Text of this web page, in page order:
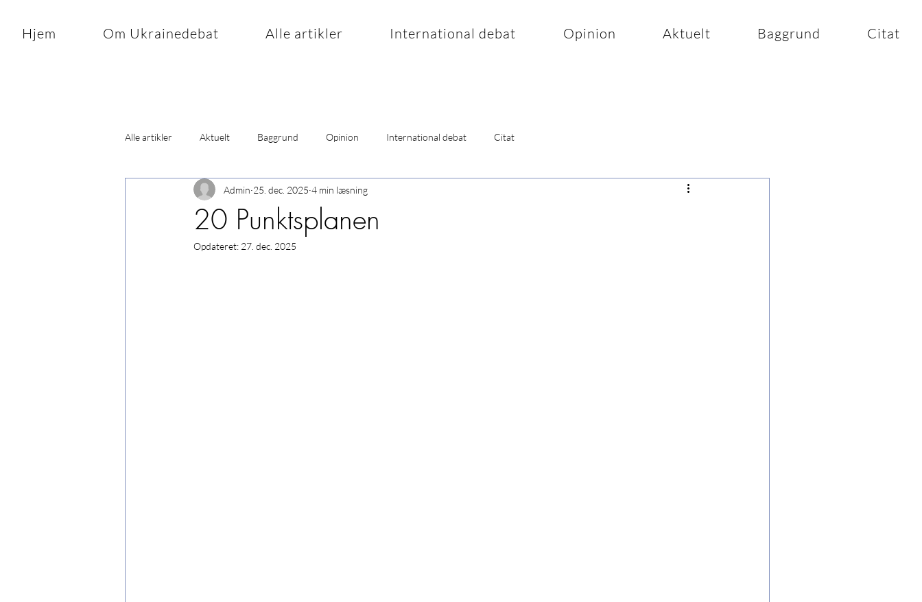
Hjem Om Ukrainedebat Alle artikler International debat Opinion Aktuelt Baggrund Citat
Alle artikler Aktuelt Baggrund Opinion International debat Citat
20 Punktsplanen
Admin 25. dec. 2025 4 min læsning
Opdateret: 27. dec. 2025